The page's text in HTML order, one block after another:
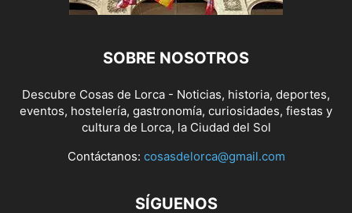
SOBRE NOSOTROS
Descubre Cosas de Lorca - Noticias, historia, deportes,
eventos, hostelería, gastronomía, curiosidades, fiestas y
cultura de Lorca, la Ciudad del Sol
Contáctanos: cosasdelorca@gmail.com
SÍGUENOS